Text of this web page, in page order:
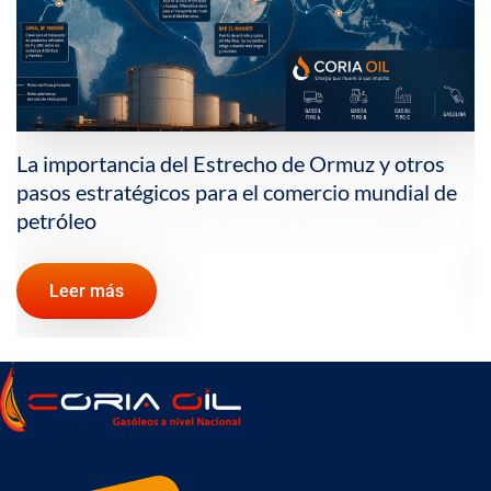
La importancia del Estrecho de Ormuz y otros
pasos estratégicos para el comercio mundial de
petróleo
Leer más